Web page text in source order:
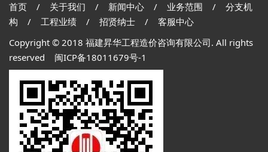
首页/ 关于我们 / 新闻中心/ 业务范围 / 分支机
构 / 工程业绩 / 招贤纳士 / 客服中心
Copyright © 2018 福建昇华工程造价咨询有限公司. All rights
reserved 闽ICP备18011679号-1